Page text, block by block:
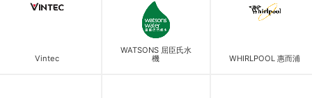
Vintec
WATSONS 屈臣氏水
機
WHIRLPOOL 惠而浦